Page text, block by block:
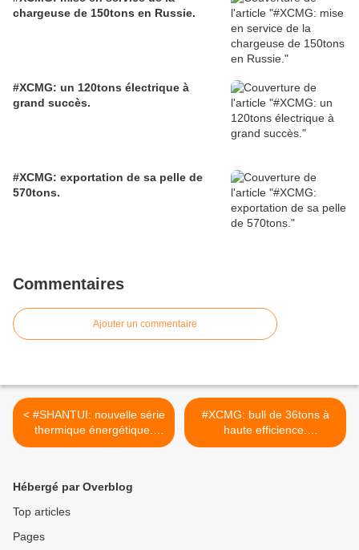
chargeuse de 150tons en Russie.
#XCMG: un 120tons électrique à
grand succès.
#XCMG: exportation de sa pelle de
570tons.
Commentaires
Ajouter un commentaire
< #SHANTUI: nouvelle série
thermique énergétique.
#CIRTtech-YouTube.posts
#XCMG: bull de 36tons à
haute efficience.
#CIRTtech-YouTube.posts
Hébergé par Overblog
Top articles
Pages